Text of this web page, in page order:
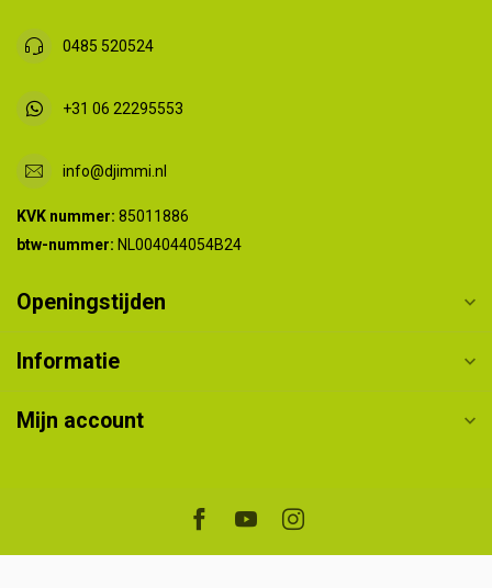
0485 520524
+31 06 22295553
info@djimmi.nl
KVK nummer: 85011886
btw-nummer: NL004044054B24
Openingstijden
Informatie
Mijn account